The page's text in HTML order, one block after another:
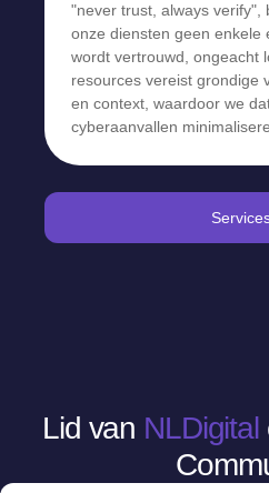
"never trust, always verify",
onze diensten geen enkele
wordt vertrouwd, ongeacht
resources vereist grondige
en context, waardoor we
cyberaanvallen
Lid van NLDigital